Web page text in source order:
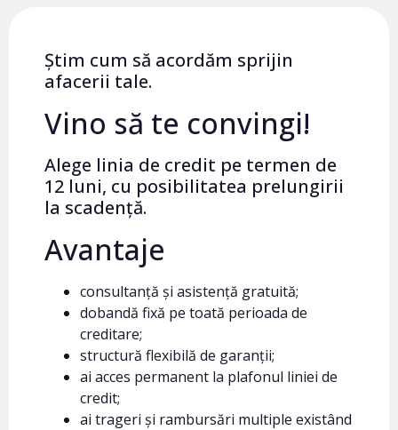
Știm cum să acordăm sprijin
afacerii tale.
Vino să te convingi!
Alege linia de credit pe termen de
12 luni, cu posibilitatea prelungirii
la scadență.
Avantaje
consultanță și asistență gratuită;
dobandă fixă pe toată perioada de
creditare;
structură flexibilă de garanții;
ai acces permanent la plafonul liniei de
credit;
ai trageri și rambursări multiple existând